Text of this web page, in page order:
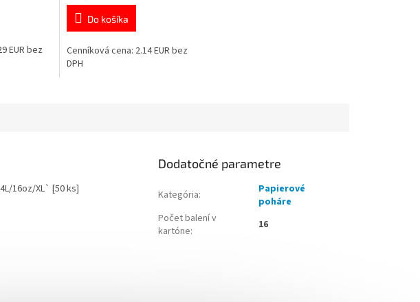
EUR bez
Do košíka
Cenníková cena: 2.14 EUR bez
DPH
16oz/XL` [50 ks]
Dodatočné parametre
Kategória:
Papierové
poháre
Počet balení v
kartóne: 16